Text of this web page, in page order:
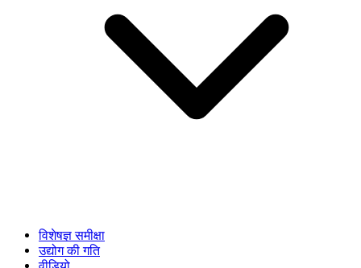
विशेषज्ञ समीक्षा
उद्योग की गति